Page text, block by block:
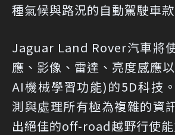
種氣候與路況的自動駕駛車款
Jaguar Land Rover汽車將
應、影像、雷達、亮度感應
AI機械學習功能)的5D科技
測與處理所有極為複雜的資
出絕佳的off-road越野行使能